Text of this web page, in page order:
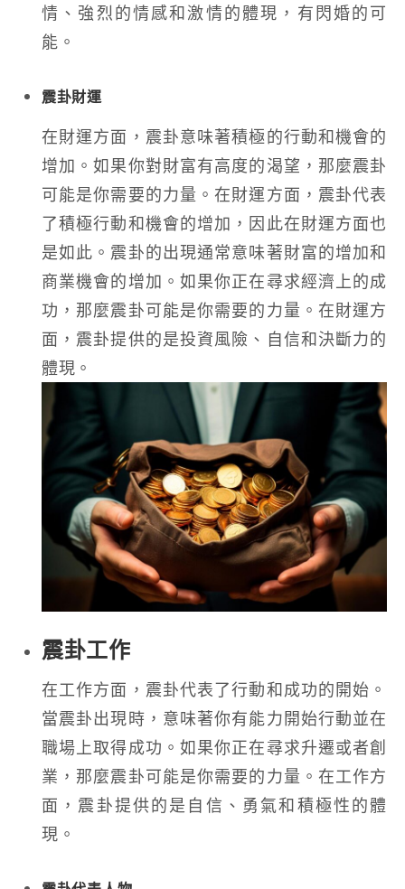
情、強烈的情感和激情的體現，有閃婚的可
能。
震卦財運
在財運方面，震卦意味著積極的行動和機會的
增加。如果你對財富有高度的渴望，那麼震卦
可能是你需要的力量。在財運方面，震卦代表
了積極行動和機會的增加，因此在財運方面也
是如此。震卦的出現通常意味著財富的增加和
商業機會的增加。如果你正在尋求經濟上的成
功，那麼震卦可能是你需要的力量。在財運方
面，震卦提供的是投資風險、自信和決斷力的
體現。
震卦工作
在工作方面，震卦代表了行動和成功的開始。
當震卦出現時，意味著你有能力開始行動並在
職場上取得成功。如果你正在尋求升遷或者創
業，那麼震卦可能是你需要的力量。在工作方
面，震卦提供的是自信、勇氣和積極性的體
現。